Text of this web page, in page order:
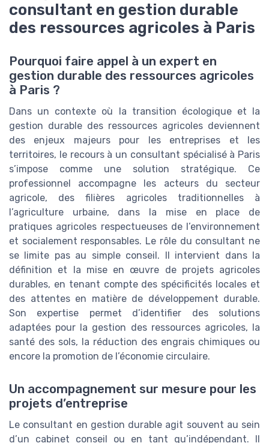
consultant en gestion durable
des ressources agricoles à Paris
Pourquoi faire appel à un expert en
gestion durable des ressources agricoles
à Paris ?
Dans un contexte où la transition écologique et la
gestion durable des ressources agricoles deviennent
des enjeux majeurs pour les entreprises et les
territoires, le recours à un consultant spécialisé à Paris
s’impose comme une solution stratégique. Ce
professionnel accompagne les acteurs du secteur
agricole, des filières agricoles traditionnelles à
l’agriculture urbaine, dans la mise en place de
pratiques agricoles respectueuses de l’environnement
et socialement responsables. Le rôle du consultant ne
se limite pas au simple conseil. Il intervient dans la
définition et la mise en œuvre de projets agricoles
durables, en tenant compte des spécificités locales et
des attentes en matière de développement durable.
Son expertise permet d’identifier des solutions
adaptées pour la gestion des ressources agricoles, la
santé des sols, la réduction des engrais chimiques ou
encore la promotion de l’économie circulaire.
Un accompagnement sur mesure pour les
projets d’entreprise
Le consultant en gestion durable agit souvent au sein
d’un cabinet conseil ou en tant qu’indépendant. Il